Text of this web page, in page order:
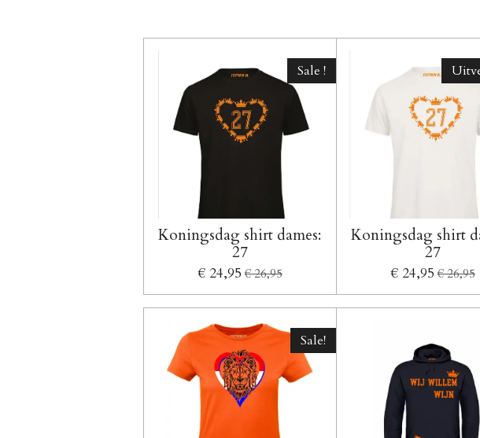
Sale !
Koningsdag shirt dames:
27
€ 24,95 € 26,95
Koningsdag shirt
27
€ 24,95 € 26,95
Sale!